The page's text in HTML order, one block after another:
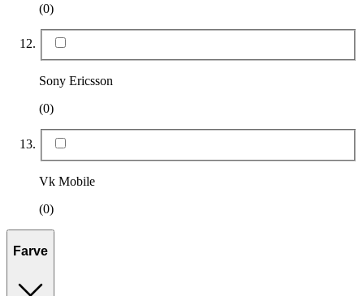
(0)
Sony Ericsson
(0)
Vk Mobile
(0)
Farve